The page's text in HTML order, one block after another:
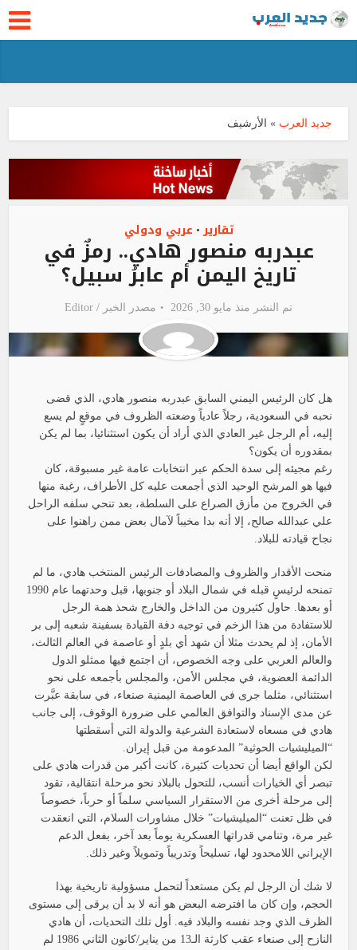
جديد العرب » الأرشيف
تقارير • عربي ودولي
عبدربه منصور هادي.. رمزٌ في
تاريخ اليمن أم عابرُ سبيل؟
تم النشر منذ مايو 30, 2026 مصدر الخبر / Editor
هل كان الرئيس اليمني السابق عبدربه منصور هادي، الذي قضى
نحبه في السعودية، رجلاً عادياً وضعته الظروف في موقعٍ لم يسع
إليه، أم الرجل غير العادي الذي أراد أن يكون استثنائيا، بما لم يكن
بمقدوره أن يكون؟
رغم مجيئه إلى سدة الحكم عبر انتخابات عامة غير مسبوقة، كان
فيها هو المرشح الوحيد الذي أجمعت عليه كل الأطراف، رغبة منها
في الخروج من مأزق الصراع على السلطة، بعد تنحي سلفه الراحل
علي عبدالله صالح، إلا أنه بدا مخيباً لآمال بعض ممن راهنوا على
نجاح قيادته للبلاد.
منحت الأقدار والظروف والمصادفات الرئيس المنتخب هادي، ما لم
تمنحه لرئيسٍ قبله في شمال البلاد أو جنوبها، قبل وحدتهما عام 1990
أو بعدها. حاول كثيرون من الداخل والخارج شحذ همة الرجل
للاستفادة من هذا الزخم في توجيه دفة القيادة بسفينة شعبه إلى بر
الأمان، إذ لم يحدث مثلا أن شهد أي بلدٍ أو عاصمة في العالم الثالث،
والعالم العربي على وجه الخصوص، أن اجتمع فيها ممثلو الدول
الدائمة العضوية، في مجلس الأمن، والمجلس بأجمعه على نحو
استثنائي، مثلما جرى في العاصمة اليمنية صنعاء، في سابقة عبَّرت
عن مدى الإسناد والتوافق العالمي على ضرورة الوقوف، إلى جانب
هادي في مسعاه لاستعادة الشرعية والدولة التي أسقطتها
“الميليشيات الحوثية” المدعومة من قبل إيران.
لكن الواقع أيضا أن تحديات كثيرة، كانت أكبر من قدرات هادي على
تبصر أي الخيارات أنسب، للتحول بالبلاد نحو مرحلة انتقالية، تقود
إلى مرحلة أخرى من الاستقرار السياسي سلماً أو حرباً، خصوصاً
في ظل تعنت “الميليشيات” خلال مشاورات السلام، التي انعقدت
غير مرة، وتنامي قدراتها العسكرية يوماً بعد آخر، بفعل الدعم
الإيراني اللامحدود لها، تسليحاً وتدريباً وتمويلاً وغير ذلك.
لا شك أن الرجل لم يكن مستعداً لتحمل مسؤولية تاريخية بهذا
الحجم، وإن كان ما افترضه البعض هو أنه لا بد أن يرقى إلى مستوى
الظرف الذي وجد نفسه والبلاد فيه. أول تلك التحديات، أن هادي
النازح إلى صنعاء عقب كارثة الـ13 من يناير/كانون الثاني 1986 لم